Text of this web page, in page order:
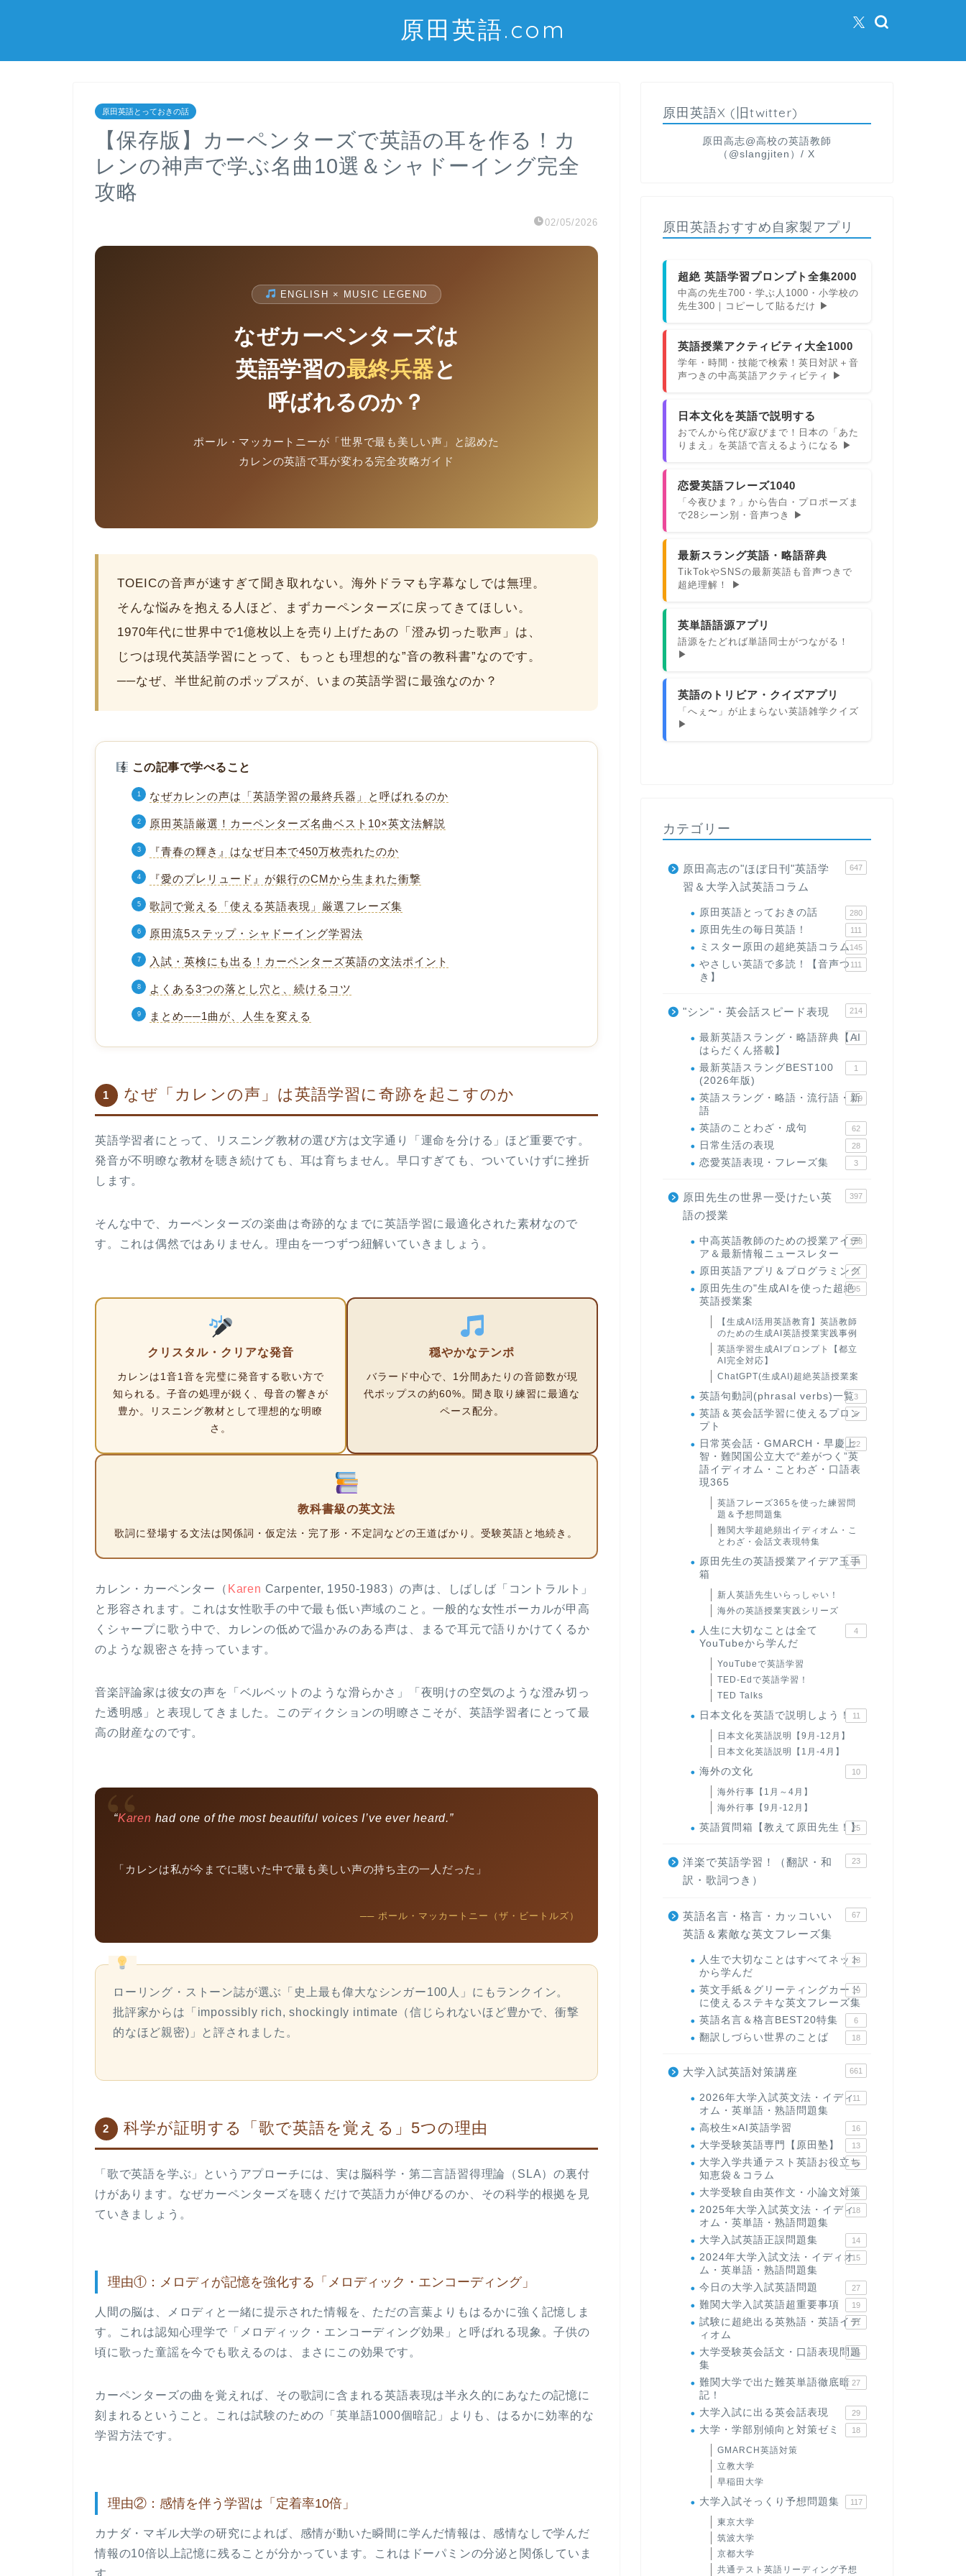
原田英語.com
原田英語とっておきの話
【保存版】カーペンターズで英語の耳を作る！カ
レンの神声で学ぶ名曲10選＆シャドーイング完全
攻略
02/05/2026
ENGLISH × MUSIC LEGEND
なぜカーペンターズは
英語学習の最終兵器と
呼ばれるのか？
ポール・マッカートニーが「世界で最も美しい声」と認めた
カレンの英語で耳が変わる完全攻略ガイド
TOEICの音声が速すぎて聞き取れない。海外ドラマも字幕なしでは無理。
そんな悩みを抱える人ほど、まずカーペンターズに戻ってきてほしい。
1970年代に世界中で1億枚以上を売り上げたあの「澄み切った歌声」は、
じつは現代英語学習にとって、もっとも理想的な”音の教科書”なのです。
──なぜ、半世紀前のポップスが、いまの英語学習に最強なのか？
この記事で学べること
なぜカレンの声は「英語学習の最終兵器」と呼ばれるのか
原田英語厳選！カーペンターズ名曲ベスト10×英文法解説
『青春の輝き』はなぜ日本で450万枚売れたのか
『愛のプレリュード』が銀行のCMから生まれた衝撃
歌詞で覚える「使える英語表現」厳選フレーズ集
原田流5ステップ・シャドーイング学習法
入試・英検にも出る！カーペンターズ英語の文法ポイント
よくある3つの落とし穴と、続けるコツ
まとめ──1曲が、人生を変える
1 なぜ「カレンの声」は英語学習に奇跡を起こすのか
英語学習者にとって、リスニング教材の選び方は文字通り「運命を分ける」ほど重要です。
発音が不明瞭な教材を聴き続けても、耳は育ちません。早口すぎても、ついていけずに挫折
します。
そんな中で、カーペンターズの楽曲は奇跡的なまでに英語学習に最適化された素材なので
す。これは偶然ではありません。理由を一つずつ紐解いていきましょう。
クリスタル・クリアな発音
カレンは1音1音を完璧に発音する歌い方で
知られる。 子音の処理が鋭く、母音の響きが
豊か。リスニング教材として理想的な明瞭
さ。
穏やかなテンポ
バラード中心で、 1分間あたりの音節数が現
代ポップスの約60%。聞き取り練習に最適な
ペース配分。
教科書級の英文法
歌詞に登場する文法は関係詞・仮定法・完了形・不定詞などの王道ばかり 。受験英語と地続き。
カレン・カーペンター（ Karen Carpenter, 1950-1983）の声は、しばしば「コントラルト」
と形容されます。これは女性歌手の中で最も低い声域のこと。一般的な女性ボーカルが甲高
くシャープに歌う中で、カレンの低めで温かみのある声は、まるで耳元で語りかけてくるか
のような親密さを持っています。
音楽評論家は彼女の声を「ベルベットのような滑らかさ」「夜明けの空気のような澄み切っ
た透明感」と表現してきました。
このディクションの明瞭さこそが、英語学習者にとって最
高の財産なのです。
“
“Karen had one of the most beautiful voices I’ve ever heard.”
「カレンは私が今までに聴いた中で最も美しい声の持ち主の一人だった」
── ポール・マッカートニー（ザ・ビートルズ）
ローリング・ストーン誌が選ぶ「史上最も偉大なシンガー100人」にもランクイン。
批評家からは「 impossibly rich, shockingly intimate （信じられないほど豊かで、衝撃
的なほど親密)」と評されました。
2 科学が証明する「歌で英語を覚える」5つの理由
「歌で英語を学ぶ」というアプローチには、実は脳科学・第二言語習得理論（SLA）の裏付
けがあります。なぜカーペンターズを聴くだけで英語力が伸びるのか、その科学的根拠を見
ていきましょう。
理由①：メロディが記憶を強化する「メロディック・エンコーディング」
人間の脳は、メロディと一緒に提示された情報を、ただの言葉よりもはるかに強く記憶しま
す。これは認知心理学で「メロディック・エンコーディング効果」と呼ばれる現象。子供の
頃に歌った童謡を今でも歌えるのは、まさにこの効果です。
カーペンターズの曲を覚えれば、その歌詞に含まれる英語表現は半永久的にあなたの記憶に
刻まれる ということ。これは試験のための「英単語1000個暗記」よりも、はるかに効率的な
学習方法です。
理由②：感情を伴う学習は「定着率10倍」
カナダ・マギル大学の研究によれば、感情が動いた瞬間に学んだ情報は、感情なしで学んだ
情報の10倍以上記憶に残る ことが分かっています。これはドーパミンの分泌と関係していま
原田英語X (旧twitter)
原田高志@高校の英語教師
（@slangjiten）/ X
原田英語おすすめ自家製アプリ
超絶 英語学習プロンプト全集2000
中高の先生700・学ぶ人1000・小学校の
先生300｜コピーして貼るだけ ▶
英語授業アクティビティ大全1000
学年・時間・技能で検索！英日対訳＋音
声つきの中高英語アクティビティ ▶
日本文化を英語で説明する
おでんから侘び寂びまで！日本の「あた
りまえ」を英語で言えるようになる ▶
恋愛英語フレーズ1040
「今夜ひま？」から告白・プロポーズま
で28シーン別・音声つき ▶
最新スラング英語・略語辞典
TikTokやSNSの最新英語も音声つきで
超絶理解！ ▶
英単語語源アプリ
語源をたどれば単語同士がつながる！
▶
英語のトリビア・クイズアプリ
「へぇ〜」が止まらない英語雑学クイズ
▶
カテゴリー
原田高志の"ほぼ日刊"英語学
習＆大学入試英語コラム
647
原田英語とっておきの話 280
原田先生の毎日英語！ 111
ミスター原田の超絶英語コラム145
やさしい英語で多読！【音声つ
き】
111
"シン"・英会話スピード表現 214
最新英語スラング・略語辞典【AI
はらだくん搭載】
1
最新英語スラングBEST100
(2026年版)
1
英語スラング・略語・流行語・新
語
119
英語のことわざ・成句 62
日常生活の表現 28
恋愛英語表現・フレーズ集 3
原田先生の世界一受けたい英
語の授業
397
中高英語教師のための授業アイデ
ア＆最新情報ニュースレター
168
原田英語アプリ＆プログラミング
31
原田先生の"生成AIを使った超絶
英語授業案
95
【生成AI活用英語教育】英語教師
のための生成AI英語授業実践事例
英語学習生成AIプロンプト【都立
AI完全対応】
ChatGPT(生成AI)超絶英語授業案
英語句動詞(phrasal verbs)一覧3
英語＆英会話学習に使えるプロン
プト
6
日常英会話・GMARCH・早慶上
智・難関国公立大で“差がつく”英
語イディオム・ことわざ・口語表
現365
22
英語フレーズ365を使った練習問
題＆予想問題集
難関大学超絶頻出イディオム・こ
とわざ・会話文表現特集
原田先生の英語授業アイデア玉手
箱
24
新人英語先生いらっしゃい！
海外の英語授業実践シリーズ
人生に大切なことは全て
YouTubeから学んだ
4
YouTubeで英語学習
TED-Edで英語学習！
TED Talks
日本文化を英語で説明しよう！ 11
日本文化英語説明【9月-12月】
日本文化英語説明【1月-4月】
海外の文化 10
海外行事【1月～4月】
海外行事【9月-12月】
英語質問箱【教えて原田先生！】
25
洋楽で英語学習！（翻訳・和
訳・歌詞つき）
23
英語名言・格言・カッコいい
英語＆素敵な英文フレーズ集
67
人生で大切なことはすべてネット
から学んだ
23
英文手紙＆グリーティングカード
に使えるステキな英文フレーズ集
19
英語名言＆格言BEST20特集 6
翻訳しづらい世界のことば 18
大学入試英語対策講座 661
2026年大学入試英文法・イディ
オム・英単語・熟語問題集
11
高校生×AI英語学習 16
大学受験英語専門【原田塾】 13
大学入学共通テスト英語お役立ち
知恵袋＆コラム
45
大学受験自由英作文・小論文対策
8
2025年大学入試英文法・イディ
オム・英単語・熟語問題集
18
大学入試英語正誤問題集 14
2024年大学入試文法・イディオ
ム・英単語・熟語問題集
15
今日の大学入試英語問題 27
難関大学入試英語超重要事項 19
試験に超絶出る英熟語・英語イデ
ィオム
71
大学受験英会話文・口語表現問題
集
35
難関大学で出た難英単語徹底暗
記！
27
大学入試に出る英会話表現 29
大学・学部別傾向と対策ゼミ 18
GMARCH英語対策
立教大学
早稲田大学
大学入試そっくり予想問題集 117
東京大学
筑波大学
京都大学
共通テスト英語リーディング予想